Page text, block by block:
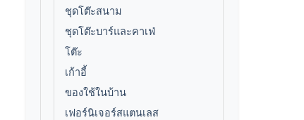
ชุดโต๊ะสนาม
ชุดโต๊ะบาร์และคาเฟ่
โต๊ะ
เก้าอี้
ของใช้ในบ้าน
เฟอร์นิเจอร์สแตนเลส